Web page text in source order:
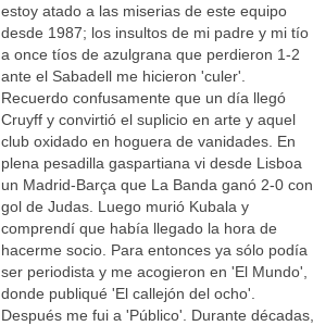
estoy atado a las miserias de este equipo
desde 1987; los insultos de mi padre y mi tío
a once tíos de azulgrana que perdieron 1-2
ante el Sabadell me hicieron 'culer'.
Recuerdo confusamente que un día llegó
Cruyff y convirtió el suplicio en arte y aquel
club oxidado en hoguera de vanidades. En
plena pesadilla gaspartiana vi desde Lisboa
un Madrid-Barça que La Banda ganó 2-0 con
gol de Judas. Luego murió Kubala y
comprendí que había llegado la hora de
hacerme socio. Para entonces ya sólo podía
ser periodista y me acogieron en 'El Mundo',
donde publiqué 'El callejón del ocho'.
Después me fui a 'Público'. Durante décadas,